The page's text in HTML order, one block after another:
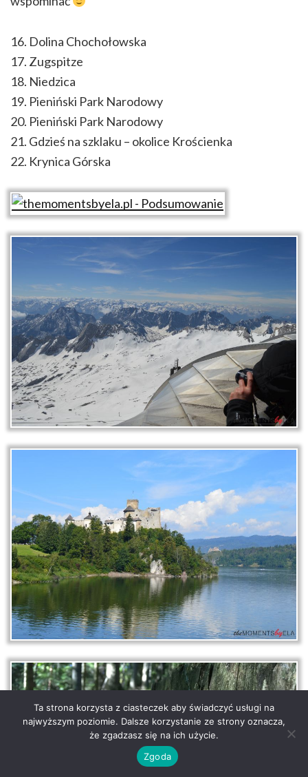
16. Dolina Chochołowska
17. Zugspitze
18. Niedzica
19. Pieniński Park Narodowy
20. Pieniński Park Narodowy
21. Gdzieś na szklaku – okolice Krościenka
22. Krynica Górska
Ta strona korzysta z ciasteczek aby świadczyć usługi na
najwyższym poziomie. Dalsze korzystanie ze strony oznacza,
że zgadzasz się na ich użycie.
Zgoda